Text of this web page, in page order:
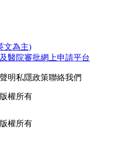
文為主)
醫院審批網上申請平台
明私隱政策聯絡我們
權所有
權所有